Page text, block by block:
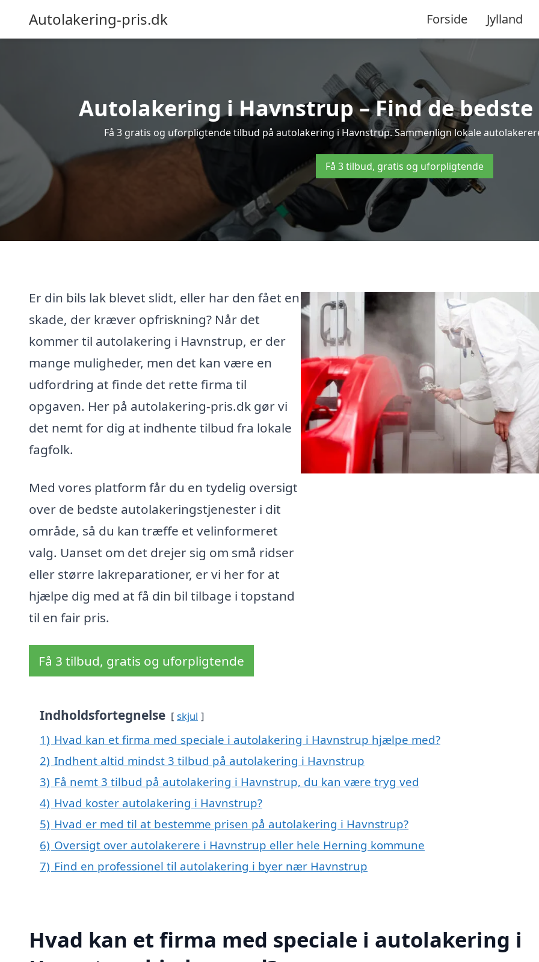
Autolakering-pris.dk Forside Jylland
Autolakering i Havnstrup – Find de
Få 3 gratis og uforpligtende tilbud på autolakering i Havnstrup. Sammenlign lokale
Få 3 tilbud, gratis og uforpligtende
Er din bils lak blevet slidt, eller har den fået en
skade, der kræver opfriskning? Når det
kommer til autolakering i Havnstrup, er der
mange muligheder, men det kan være en
udfordring at finde det rette firma til
opgaven. Her på autolakering-pris.dk gør vi
det nemt for dig at indhente tilbud fra lokale
fagfolk.
Med vores platform får du en tydelig oversigt
over de bedste autolakeringstjenester i dit
område, så du kan træffe et velinformeret
valg. Uanset om det drejer sig om små ridser
eller større lakreparationer, er vi her for at
hjælpe dig med at få din bil tilbage i topstand
til en fair pris.
Få 3 tilbud, gratis og uforpligtende
Indholdsfortegnelse skjul
1) Hvad kan et firma med speciale i autolakering i Havnstrup hjælpe med?
2) Indhent altid mindst 3 tilbud på autolakering i Havnstrup
3) Få nemt 3 tilbud på autolakering i Havnstrup, du kan være tryg ved
4) Hvad koster autolakering i Havnstrup?
5) Hvad er med til at bestemme prisen på autolakering i Havnstrup?
6) Oversigt over autolakerere i Havnstrup eller hele Herning kommune
7) Find en professionel til autolakering i byer nær Havnstrup
Hvad kan et firma med speciale i autolakering i